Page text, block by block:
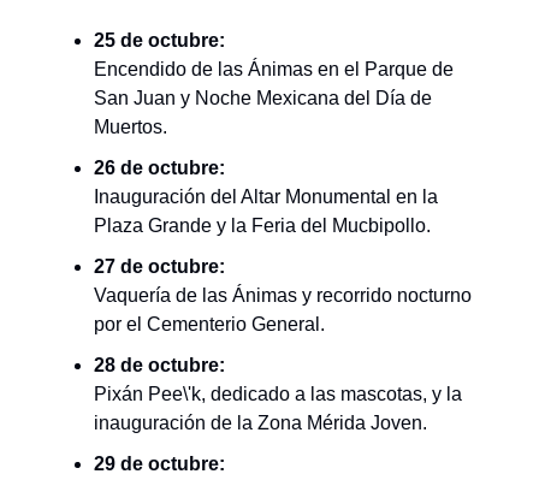
25 de octubre:
Encendido de las Ánimas en el Parque de
San Juan y Noche Mexicana del Día de
Muertos.
26 de octubre:
Inauguración del Altar Monumental en la
Plaza Grande y la Feria del Mucbipollo.
27 de octubre:
Vaquería de las Ánimas y recorrido nocturno
por el Cementerio General.
28 de octubre:
Pixán Pee\'k, dedicado a las mascotas, y la
inauguración de la Zona Mérida Joven.
29 de octubre: